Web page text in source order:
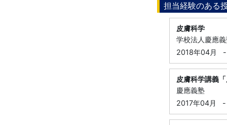
担当経験のある
皮膚科学
学校法人慶應
2018年04月
-
皮膚科学講義
慶應義塾
2017年04月
-